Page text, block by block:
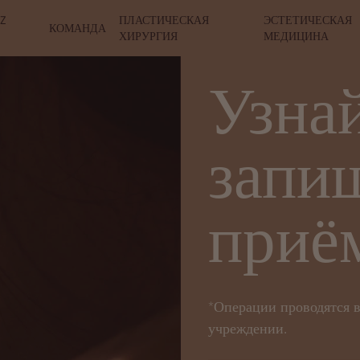
КОМАНДА
ПЛАСТИЧЕСКАЯ
ХИРУРГИЯ
ЭСТЕТИЧЕСКАЯ
МЕДИЦИНА
*Операции проводятся
учреждении.